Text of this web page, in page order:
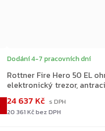
Rottner Fire Hero 50 EL
elektronický trezor,
Dodání 4-7 pracovních dní
20 361 Kč bez DPH
24 637 Kč